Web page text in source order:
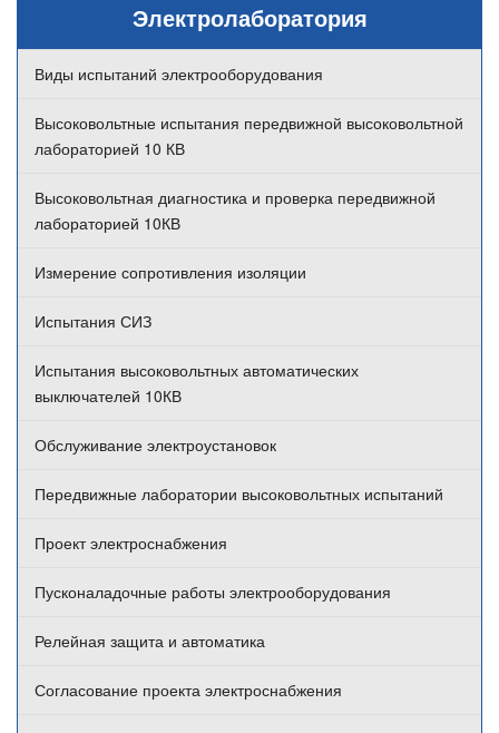
Электролаборатория
Виды испытаний электрооборудования
Высоковольтные испытания передвижной высоковольтной
лабораторией 10 КВ
Высоковольтная диагностика и проверка передвижной
лабораторией 10КВ
Измерение сопротивления изоляции
Испытания СИЗ
Испытания высоковольтных автоматических
выключателей 10КВ
Обслуживание электроустановок
Передвижные лаборатории высоковольтных испытаний
Проект электроснабжения
Пусконаладочные работы электрооборудования
Релейная защита и автоматика
Согласование проекта электроснабжения